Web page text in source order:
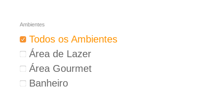
Ambientes
Todos os Ambientes
Área de Lazer
Área Gourmet
Banheiro